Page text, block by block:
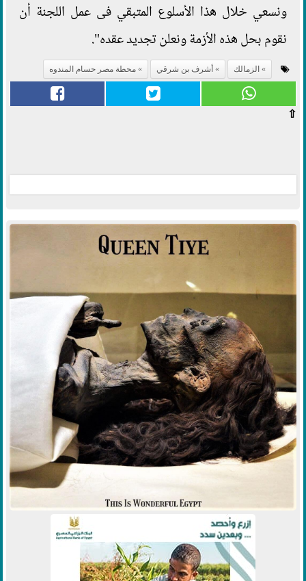
ونسعي خلال هذا الأسلوع المتبقي فى عمل اللجنة أن
نقوم بحل هذه الأزمة ونعلن تجديد عقده".
الزمالك أشرف بن شرقي محطة مصر حسام المندوه
⇧